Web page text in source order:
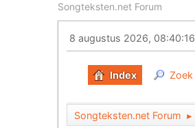
Songteksten.net Forum
8 augustus 2026, 08:40:16
Index Zoek
Songteksten.net Forum ►